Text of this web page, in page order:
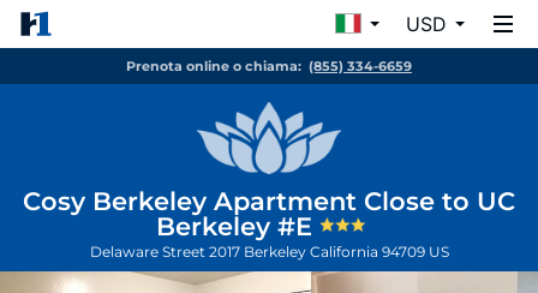
USD
Prenota online o chiama: (855) 334-6659
Cosy Berkeley Apartment Close to UC
Berkeley #E
Delaware Street 2017 Berkeley California 94709 US